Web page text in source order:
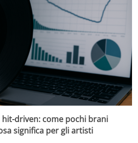
driven: come pochi brani
significa per gli artisti